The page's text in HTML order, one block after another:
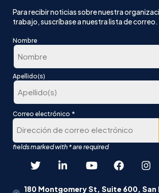
Para recibir noticias sobre nuestra
trabajo, suscríbase a nuestra lista de correo.
Nombre
En
lugar
Apellido(s)
Última
Correo electrónico *
180 Montgomery St, Suite 600, San